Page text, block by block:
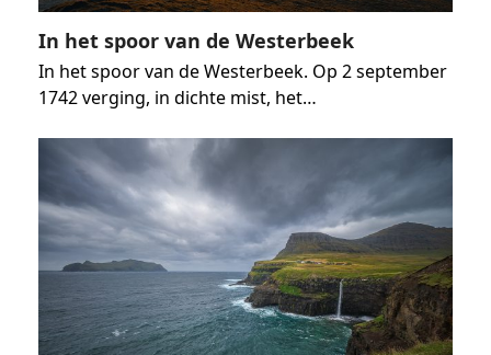
In het spoor van de Westerbeek
In het spoor van de Westerbeek. Op 2 september
1742 verging, in dichte mist, het…